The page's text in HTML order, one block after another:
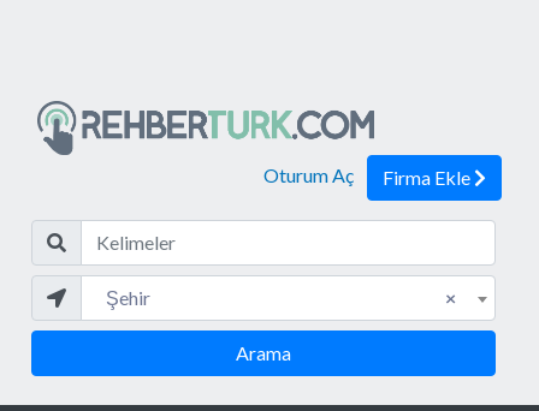
Oturum Aç Firma Ekle
×
Şehir
Arama